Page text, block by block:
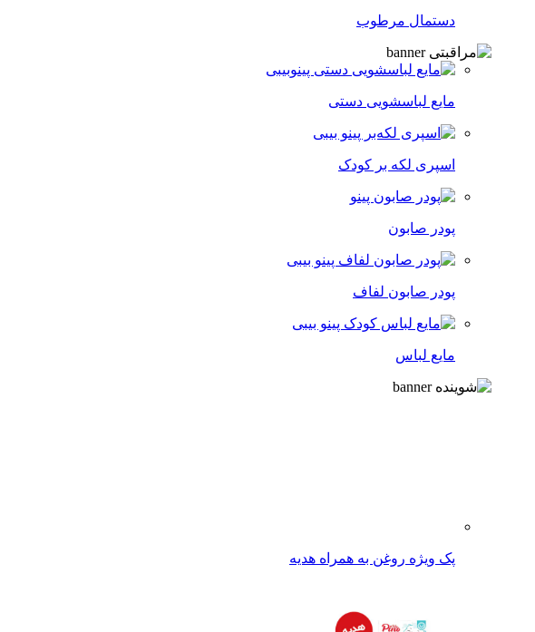
دستمال مرطوب
مایع لباسشویی دستی
اسپری لکه‌ بر کودک
پودر صابون
پودر صابون لفاف
مایع لباس
پک ویژه روغن به همراه هدیه